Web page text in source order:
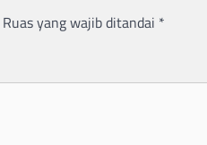
Ruas yang wajib ditandai *